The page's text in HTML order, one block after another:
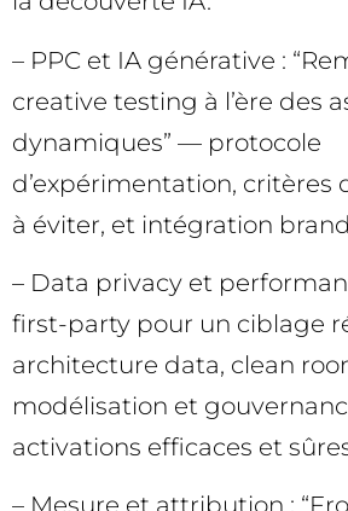
– PPC et IA générative :
creative testing à l’ère des
dynamiques” — protocole
d’expérimentation, critères
à éviter, et intégration
– Data privacy et
first-party pour un ciblage
architecture data, clean
modélisation et
activations efficaces et